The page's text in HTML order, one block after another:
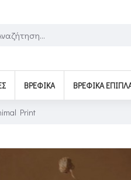
ΒΡΕΦΙΚΆ BΡΕΦΙΚΆ
Print